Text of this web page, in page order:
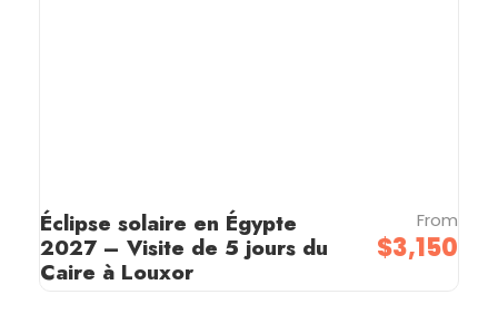
Éclipse solaire en Égypte
2027 – Visite de 5 jours du
Caire à Louxor
From
$3,150